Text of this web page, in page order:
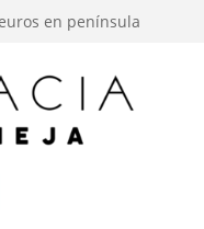
en península